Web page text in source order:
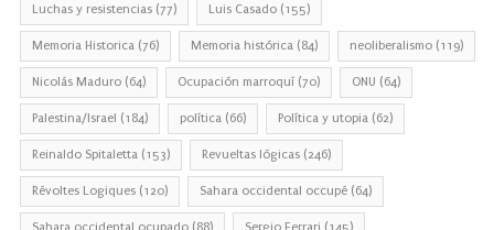
Luchas y resistencias (77) Luis Casado (155)
Memoria Historica (76) Memoria histórica (84) neoliberalismo (119)
Nicolás Maduro (64) Ocupación marroquí (70) ONU (64)
Palestina/Israel (184) política (66) Política y utopia (62)
Reinaldo Spitaletta (153) Revueltas lógicas (246)
Révoltes Logiques (120) Sahara occidental occupé (64)